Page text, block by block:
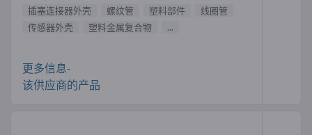
插塞连接器外壳
螺纹管 塑料部件
线圈管
传感器外壳
塑料金属复合物 ...
更多信息-
该供应商的产品